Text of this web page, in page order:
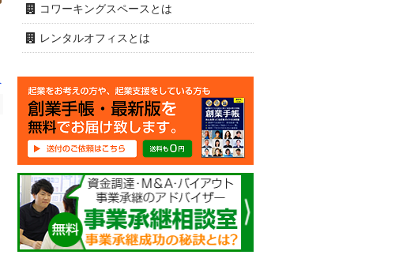
コワーキングスペースとは
レンタルオフィスとは